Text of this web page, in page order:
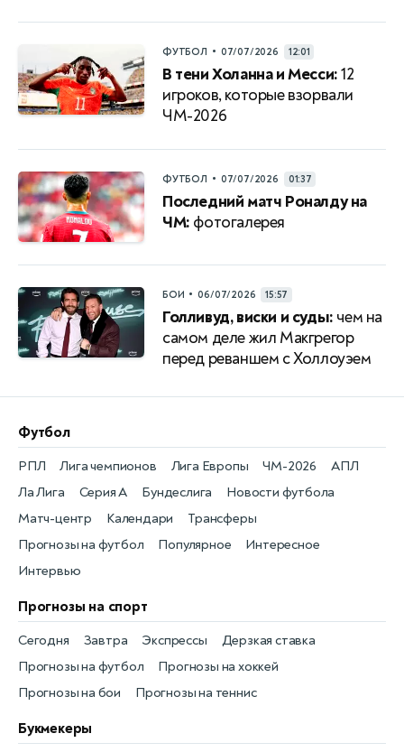
ФУТБОЛ • 07/07/2026 12:01
В тени Холанна и Месси:12
игроков, которые взорвали
ЧМ-2026
ФУТБОЛ • 07/07/2026 01:37
Последний матч Роналду на
ЧМ: фотогалерея
БОИ • 06/07/2026 15:57
Голливуд, виски и суды: чем на
самом деле жил Макгрегор
перед реваншем с Холлоуэем
Футбол
Новости футбола
РПЛ
Матч-центр
Лига чемпионов
Календари
Лига Европы
Трансферы
ЧМ-2026
Прогнозы на футбол
АПЛ
Популярное
Ла Лига
Интересное
Серия А
Интервью
Бундеслига
Прогнозы на спорт
Прогнозы на футбол
Сегодня
Прогнозы на хоккей
Завтра
Прогнозы на бои
Экспрессы
Прогнозы на теннис
Дерзкая ставка
Букмекеры